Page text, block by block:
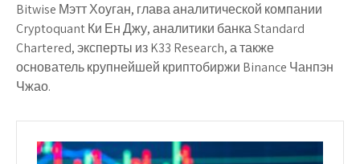
Bitwise Мэтт Хоуган, глава аналитической компании
Cryptoquant Ки Ен Джу, аналитики банка Standard
Chartered, эксперты из K33 Research, а также
основатель крупнейшей криптобиржи Binance Чанпэн
Чжао.